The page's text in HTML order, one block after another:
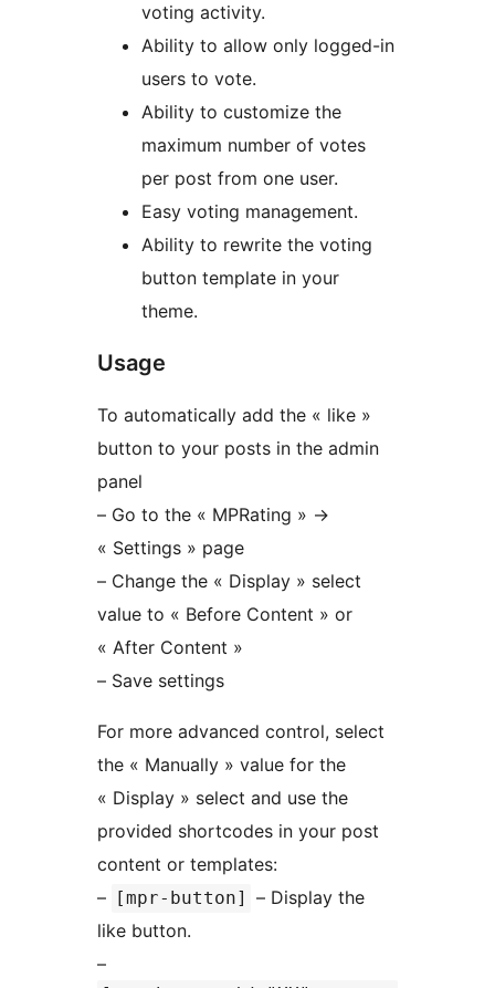
voting activity.
Ability to allow only logged-in
users to vote.
Ability to customize the
maximum number of votes
per post from one user.
Easy voting management.
Ability to rewrite the voting
button template in your
theme.
Usage
To automatically add the « like »
button to your posts in the admin
panel
– Go to the « MPRating » ->
« Settings » page
– Change the « Display » select
value to « Before Content » or
« After Content »
– Save settings
For more advanced control, select
the « Manually » value for the
« Display » select and use the
provided shortcodes in your post
content or templates:
–
[mpr-button]
– Display the
like button.
–